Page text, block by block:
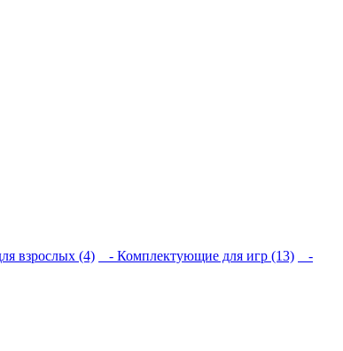
взрослых (4) - Комплектующие для игр (13)
-